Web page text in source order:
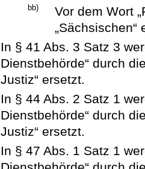
bb)
Vor dem Wort
„Sächsischen“
In § 41 Abs. 3 Satz 3
Dienstbehörde“ durch
Justiz“ ersetzt.
In § 44 Abs. 2 Satz 1
Dienstbehörde“ durch
Justiz“ ersetzt.
In § 47 Abs. 1 Satz 1